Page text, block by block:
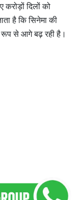
करोड़ों दिलों को
है कि सिनेमा की
रूप से आगे बढ़ रही है।